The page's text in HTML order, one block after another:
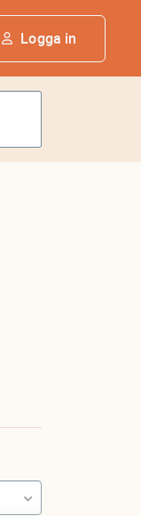
Logga in